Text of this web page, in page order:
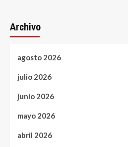
Archivo
agosto 2026
julio 2026
junio 2026
mayo 2026
abril 2026